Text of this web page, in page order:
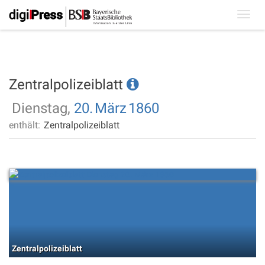
Zentralpolizeiblatt
Dienstag, 20. März 1860
enthält: Zentralpolizeiblatt
Zentralpolizeiblatt